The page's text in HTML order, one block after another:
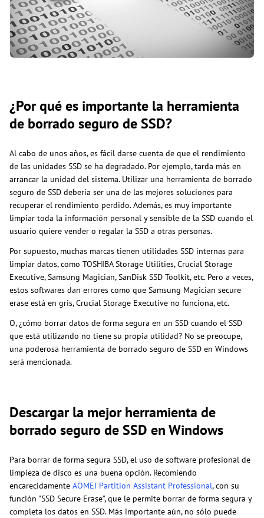
¿Por qué es importante la herramienta
de borrado seguro de SSD?
Al cabo de unos años, es fácil darse cuenta de que el rendimiento
de las unidades SSD se ha degradado. Por ejemplo, tarda más en
arrancar la unidad del sistema. Utilizar una herramienta de borrado
seguro de SSD debería ser una de las mejores soluciones para
recuperar el rendimiento perdido. Además, es muy importante
limpiar toda la información personal y sensible de la SSD cuando el
usuario quiere vender o regalar la SSD a otras personas.
Por supuesto, muchas marcas tienen utilidades SSD internas para
limpiar datos, como TOSHIBA Storage Utilities, Crucial Storage
Executive, Samsung Magician, SanDisk SSD Toolkit, etc. Pero a veces,
estos softwares dan errores como que Samsung Magician secure
erase está en gris, Crucial Storage Executive no funciona, etc.
O, ¿cómo borrar datos de forma segura en un SSD cuando el SSD
que está utilizando no tiene su propia utilidad? No se preocupe,
una poderosa herramienta de borrado seguro de SSD en Windows
será mencionada.
Descargar la mejor herramienta de
borrado seguro de SSD en Windows
Para borrar de forma segura SSD, el uso de software profesional de
limpieza de disco es una buena opción. Recomiendo
encarecidamente AOMEI Partition Assistant Professional, con su
función "SSD Secure Erase", que le permite borrar de forma segura y
completa los datos en SSD. Más importante aún, no sólo puede